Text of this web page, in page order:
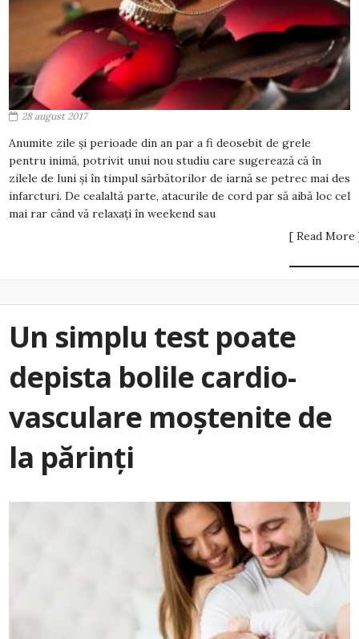
28 august 2017
Anumite zile și perioade din an par a fi deosebit de grele
pentru inimă, potrivit unui nou studiu care sugerează că în
zilele de luni și în timpul sărbătorilor de iarnă se petrec mai des
infarcturi. De cealaltă parte, atacurile de cord par să aibă loc cel
mai rar când vă relaxați în weekend sau
[ Read More
Un simplu test poate
depista bolile cardio-
vasculare moștenite de
la părinți